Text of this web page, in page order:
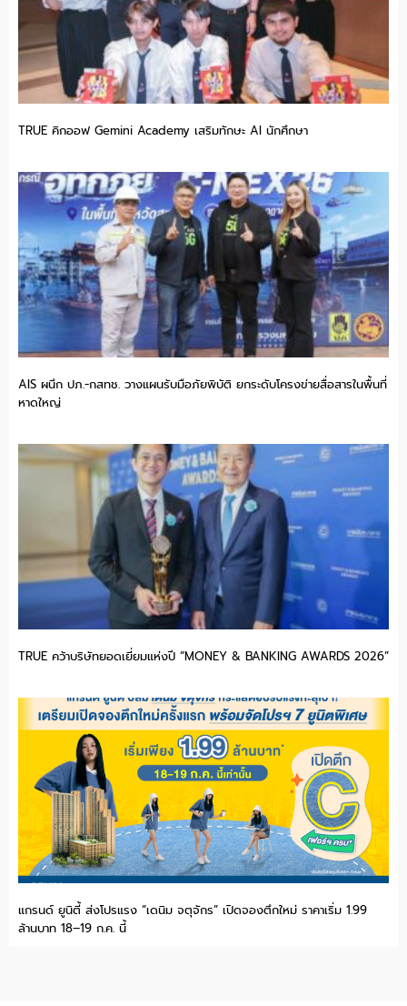
TRUE คิกออฟ Gemini Academy เสริมทักษะ AI นักศึกษา
AIS ผนึก ปภ.-กสทช. วางแผนรับมือภัยพิบัติ ยกระดับโครงข่ายสื่อสารในพื้นที่
หาดใหญ่
TRUE คว้าบริษัทยอดเยี่ยมแห่งปี “MONEY & BANKING AWARDS 2026”
แกรนด์ ยูนิตี้ ส่งโปรแรง “เดนิม จตุจักร” เปิดจองตึกใหม่ ราคาเริ่ม 1.99
ล้านบาท 18–19 ก.ค. นี้